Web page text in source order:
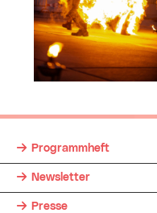
Programmheft
Newsletter
Presse